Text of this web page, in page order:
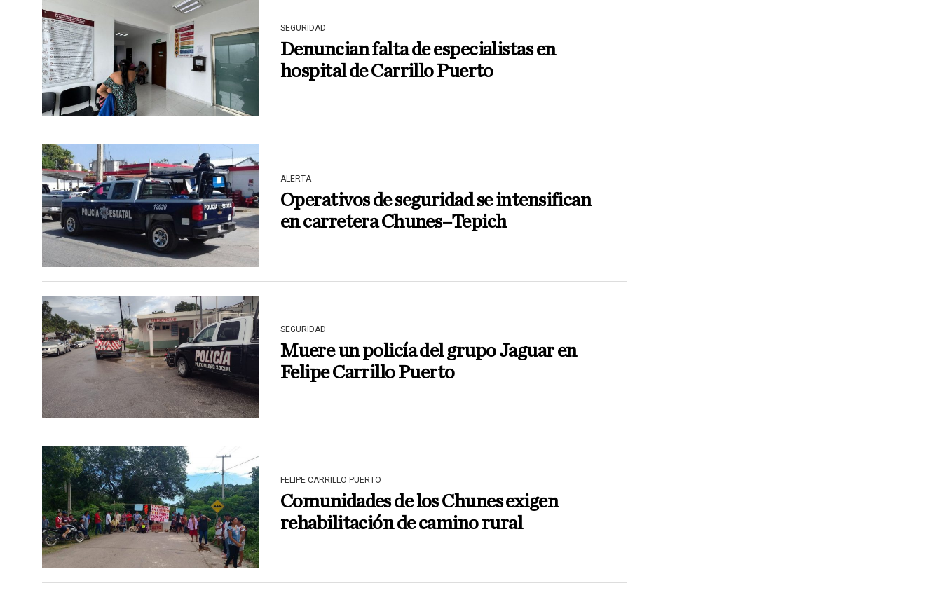
SEGURIDAD
Denuncian falta de especialistas en
hospital de Carrillo Puerto
ALERTA
Operativos de seguridad se intensifican
en carretera Chunes–Tepich
SEGURIDAD
Muere un policía del grupo Jaguar en
Felipe Carrillo Puerto
FELIPE CARRILLO PUERTO
Comunidades de los Chunes exigen
rehabilitación de camino rural